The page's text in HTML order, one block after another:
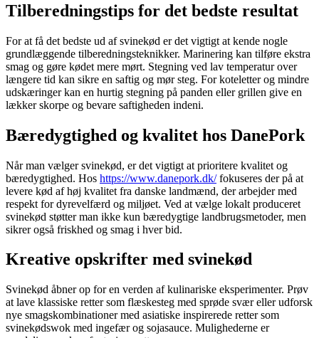
Tilberedningstips for det bedste resultat
For at få det bedste ud af svinekød er det vigtigt at kende nogle
grundlæggende tilberedningsteknikker. Marinering kan tilføre ekstra
smag og gøre kødet mere mørt. Stegning ved lav temperatur over
længere tid kan sikre en saftig og mør steg. For koteletter og mindre
udskæringer kan en hurtig stegning på panden eller grillen give en
lækker skorpe og bevare saftigheden indeni.
Bæredygtighed og kvalitet hos DanePork
Når man vælger svinekød, er det vigtigt at prioritere kvalitet og
bæredygtighed. Hos https://www.danepork.dk/fokuseres der på at
levere kød af høj kvalitet fra danske landmænd, der arbejder med
respekt for dyrevelfærd og miljøet. Ved at vælge lokalt produceret
svinekød støtter man ikke kun bæredygtige landbrugsmetoder, men
sikrer også friskhed og smag i hver bid.
Kreative opskrifter med svinekød
Svinekød åbner op for en verden af kulinariske eksperimenter. Prøv
at lave klassiske retter som flæskesteg med sprøde svær eller udforsk
nye smagskombinationer med asiatiske inspirerede retter som
svinekødswok med ingefær og sojasauce. Mulighederne er